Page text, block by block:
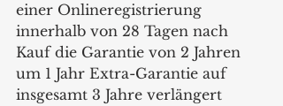
einer Onlineregistrierung
innerhalb von 28 Tagen nach
Kauf die Garantie von 2 Jahren
um 1 Jahr Extra-Garantie auf
insgesamt 3 Jahre verlängert